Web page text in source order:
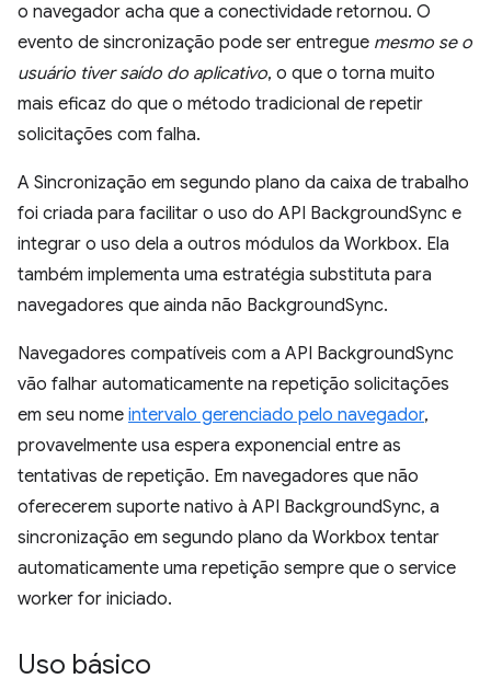
o navegador acha que a conectividade retornou. O
evento de sincronização pode ser entregue mesmo se o
usuário tiver saído do aplicativo, o que o torna muito
mais eficaz do que o método tradicional de repetir
solicitações com falha.
A Sincronização em segundo plano da caixa de trabalho
foi criada para facilitar o uso do API BackgroundSync e
integrar o uso dela a outros módulos da Workbox. Ela
também implementa uma estratégia substituta para
navegadores que ainda não BackgroundSync.
Navegadores compatíveis com a API BackgroundSync
vão falhar automaticamente na repetição solicitações
em seu nome intervalo gerenciado pelo navegador,
provavelmente usa espera exponencial entre as
tentativas de repetição. Em navegadores que não
oferecerem suporte nativo à API BackgroundSync, a
sincronização em segundo plano da Workbox tentar
automaticamente uma repetição sempre que o service
worker for iniciado.
Uso básico